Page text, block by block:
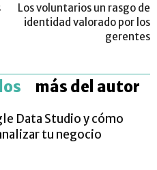
Los voluntarios un rasgo de
identidad valorado por los
gerentes
más del autor
Data Studio y cómo
tu negocio